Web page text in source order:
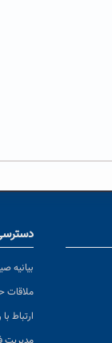
بیانیه
ملاقات
ارتباط